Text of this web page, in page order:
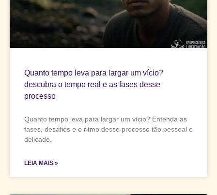
Quanto tempo leva para largar um vício?
descubra o tempo real e as fases desse
processo
Quanto tempo leva para largar um vício? Entenda as
fases, desafios e o ritmo desse processo tão pessoal e
delicado.
LEIA MAIS »